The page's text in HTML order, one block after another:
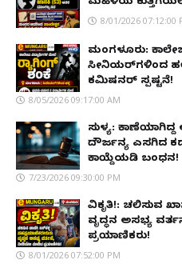
8/01/2026 07:12:00
ಮಂಗಳೂರು:
ಸೀನಿಯರ್‌ಗಳಿಂದ
ಕಮಿಷನರ್ ಸ್ಪಷ್ಟನೆ!
8/05/2026 09:17:00 AM
ಸುಳ್ಯ: ಕಾಣೆಯಾಗಿದ್ದ
ದೌರ್ಜನ್ಯ ಎಸಗಿದ
ಕಾಯ್ದೆಯಡಿ ಬಂಧನ!
7/23/2026 09:30:00 PM
ವಿಕೃತಿ!: ಚಲಿಸುವ
ವೃದ್ಧನ ಅಸಭ್ಯ
ಪ್ರಯಾಣಿಕರು!
8/01/2026 07:52:00 PM